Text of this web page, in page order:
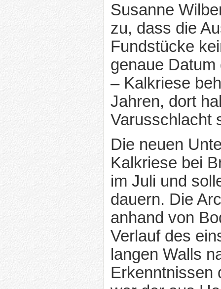
Susanne
zu, dass die
Fundstücke
genaue
– Kalkriese
Jahren, dort
Varusschlacht
Die neuen
Kalkriese bei
im Juli und
dauern. Die
anhand von
Verlauf des
langen Walls
Erkenntnissen